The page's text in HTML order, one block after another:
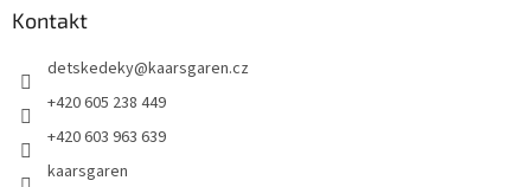
Kontakt
detskedeky@kaarsgaren.cz
+420 605 238 449
+420 603 963 639
kaarsgaren